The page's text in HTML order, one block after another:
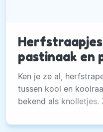
pastinaak en
Ken je ze al,
tussen kool en
bekend als knolletjes.
een heerlijke puree.